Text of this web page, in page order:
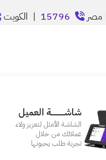
| مصر 15796 | الكويت
شاشـــــــــــة العميل
الشاشة الأمثل لتعزيز ولاء
عملائك من خلال
تجربة طلب يحبونها